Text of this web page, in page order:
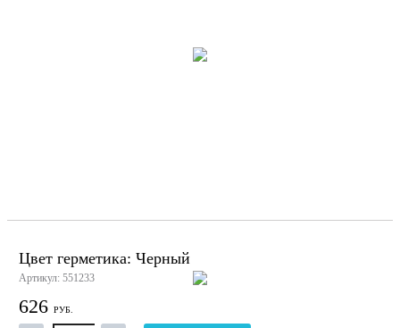
Цвет герметика: Черный
Артикул: 551233
626 РУБ.